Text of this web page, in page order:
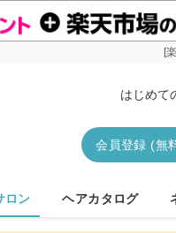
[
はじめて
会員登録 (無
ロン ヘアカタログ